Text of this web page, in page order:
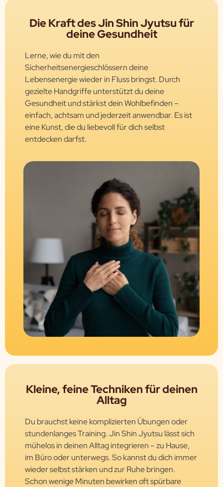
Die Kraft des Jin Shin Jyutsu für
deine Gesundheit
Lerne, wie du mit den
Sicherheitsenergieschlössern deine
Lebensenergie wieder in Fluss bringst. Durch
gezielte Handgriffe unterstützt du deine
Gesundheit und stärkst dein Wohlbefinden –
einfach, achtsam und jederzeit anwendbar. Es ist
eine Kunst, die du liebevoll für dich selbst
entdecken darfst.
Kleine, feine Techniken für deinen
Alltag
Du brauchst keine komplizierten Übungen oder
stundenlanges Training. Jin Shin Jyutsu lässt sich
mühelos in deinen Alltag integrieren – zu Hause,
im Büro oder unterwegs. So kannst du dich immer
wieder selbst stärken und zur Ruhe bringen.
Schon wenige Minuten bewirken oft spürbare